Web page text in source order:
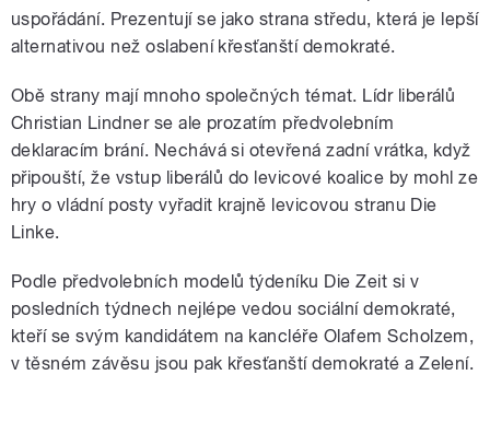
uspořádání. Prezentují se jako strana středu, která je lepší
alternativou než oslabení křesťanští demokraté.
Obě strany mají mnoho společných témat. Lídr liberálů
Christian Lindner se ale prozatím předvolebním
deklaracím brání. Nechává si otevřená zadní vrátka, když
připouští, že vstup liberálů do levicové koalice by mohl ze
hry o vládní posty vyřadit krajně levicovou stranu Die
Linke.
Podle předvolebních modelů týdeníku Die Zeit si v
posledních týdnech nejlépe vedou sociální demokraté,
kteří se svým kandidátem na kancléře Olafem Scholzem,
v těsném závěsu jsou pak křesťanští demokraté a Zelení.